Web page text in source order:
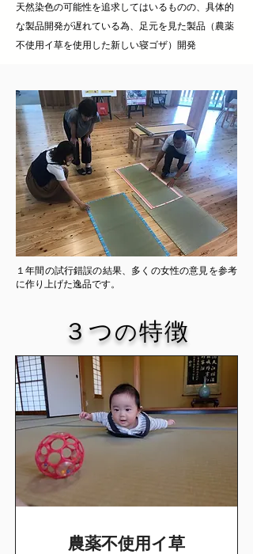
天然染色の可能性を追求してはいるものの、具体的
な製品開発が遅れている為、足元を見た製品（農薬
不使用イ草を使用した新しい寝ゴザ）開発
１年間の試行錯誤の結果、多くの女性の意見を参考
に作り上げた逸品です。
３つの特徴
農薬不使用イ草